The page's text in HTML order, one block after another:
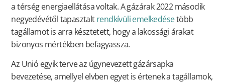
a térség energiaellátása voltak. A gázárak 2022 második
negyedévétől tapasztaltrendkívüli emelkedésetöbb
tagállamot is arra késztetett, hogy a lakossági árakat
bizonyos mértékben befagyassza.
Az Unió egyik terve az úgynevezett gázársapka
bevezetése, amellyel elvben egyet is értenek a tagállamok,